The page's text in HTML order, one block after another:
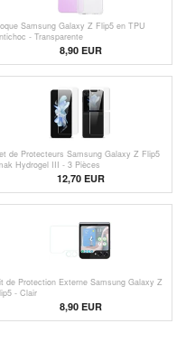
Samsung Galaxy Z Flip5 en TPU
- Transparente
8,90 EUR
de Protecteurs Samsung Galaxy Z Flip5
Hydrogel III - 3 Pièces
12,70 EUR
de Protection Externe Samsung Galaxy Z
- Clair
8,90 EUR